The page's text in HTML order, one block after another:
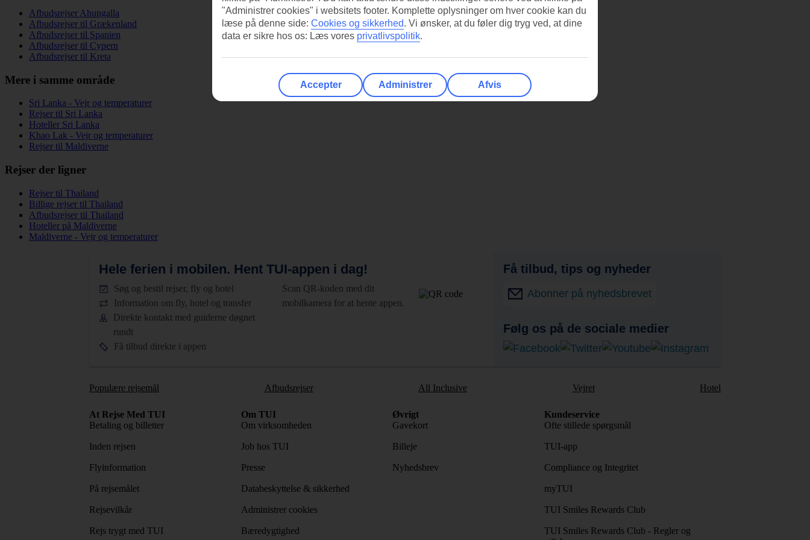
Afbudsrejser Ahungalla
Afbudsrejser til Grækenland
Afbudsrejser til Spanien
Afbudsrejser til Cypern
Afbudsrejser til Kreta
Mere i samme område
Sri Lanka - Vejr og temperaturer
Rejser til Sri Lanka
Hoteller Sri Lanka
Khao Lak - Vejr og temperaturer
Rejser til Maldiverne
Rejser der ligner
Rejser til Thailand
Billige rejser til Thailand
Afbudsrejser til Thailand
Hoteller på Maldiverne
Maldiverne - Vejr og temperaturer
Hele ferien i mobilen. Hent TUI-appen i dag!
Søg og bestil rejser, fly og hotel
Information om fly, hotel og transfer
Direkte kontakt med guiderne døgnet
rundt
Få tilbud direkte i appen
Scan QR-koden med dit
mobilkamera for at hente appen.
Få tilbud, tips og nyheder
Abonner på nyhedsbrevet
Følg os på de sociale medier
Populære rejsemål Afbudsrejser All Inclusive Vejret Hotel
At Rejse Med TUI
Betaling og billetter
Inden rejsen
Flyinformation
På rejsemålet
Rejsevilkår
Rejs trygt med TUI
Om TUI
Om virksomheden
Job hos TUI
Presse
Databeskyttelse & sikkerhed
Administrer cookies
Bæredygtighed
Øvrigt
Gavekort
Billeje
Nyhedsbrev
Kundeservice
Ofte stillede spørgsmål
TUI-app
Compliance og Integritet
myTUI
TUI Smiles Rewards Club
TUI Smiles Rewards Club - Regler og
"Administrer cookies" i websitets footer. Komplette oplysninger om hver cookie kan du
læse på denne side: Cookies og sikkerhed. Vi ønsker, at du føler dig tryg ved, at dine
data er sikre hos os: Læs vores privatlivspolitik.
Accepter Administrer Afvis